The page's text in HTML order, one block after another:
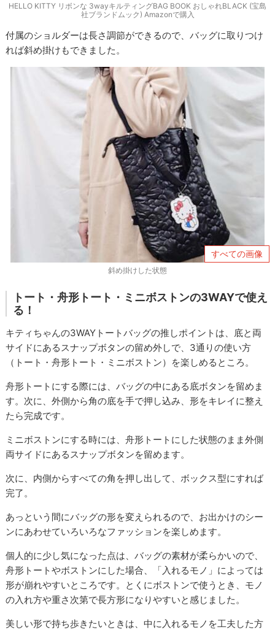
HELLO KITTY リボンな 3wayキルティングBAG BOOK おしゃれBLACK (宝島
社ブランドムック) Amazonで購入
付属のショルダーは長さ調節ができるので、バッグに取りつけ
れば斜め掛けもできました。
すべての画像
斜め掛けした状態
トート・舟形トート・ミニボストンの3WAYで使え
る！
キティちゃんの3WAYトートバッグの推しポイントは、底と両
サイドにあるスナップボタンの留め外しで、3通りの使い方
（トート・舟形トート・ミニボストン）を楽しめるところ。
舟形トートにする際には、バッグの中にある底ボタンを留めま
す。次に、外側から角の底を手で押し込み、形をキレイに整え
たら完成です。
ミニボストンにする時には、舟形トートにした状態のまま外側
両サイドにあるスナップボタンを留めます。
次に、内側からすべての角を押し出して、ボックス型にすれば
完了。
あっという間にバッグの形を変えられるので、お出かけのシー
ンにあわせていろいろなファッションを楽しめます。
個人的に少し気になった点は、バッグの素材が柔らかいので、
舟形トートやボストンにした場合、「入れるモノ」によっては
形が崩れやすいところです。とくにボストンで使うとき、モノ
の入れ方や重さ次第で長方形になりやすいと感じました。
美しい形で持ち歩きたいときは、中に入れるモノを工夫した方